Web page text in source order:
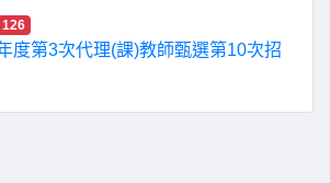
126
度第3次代理(課)教師甄選第10次招